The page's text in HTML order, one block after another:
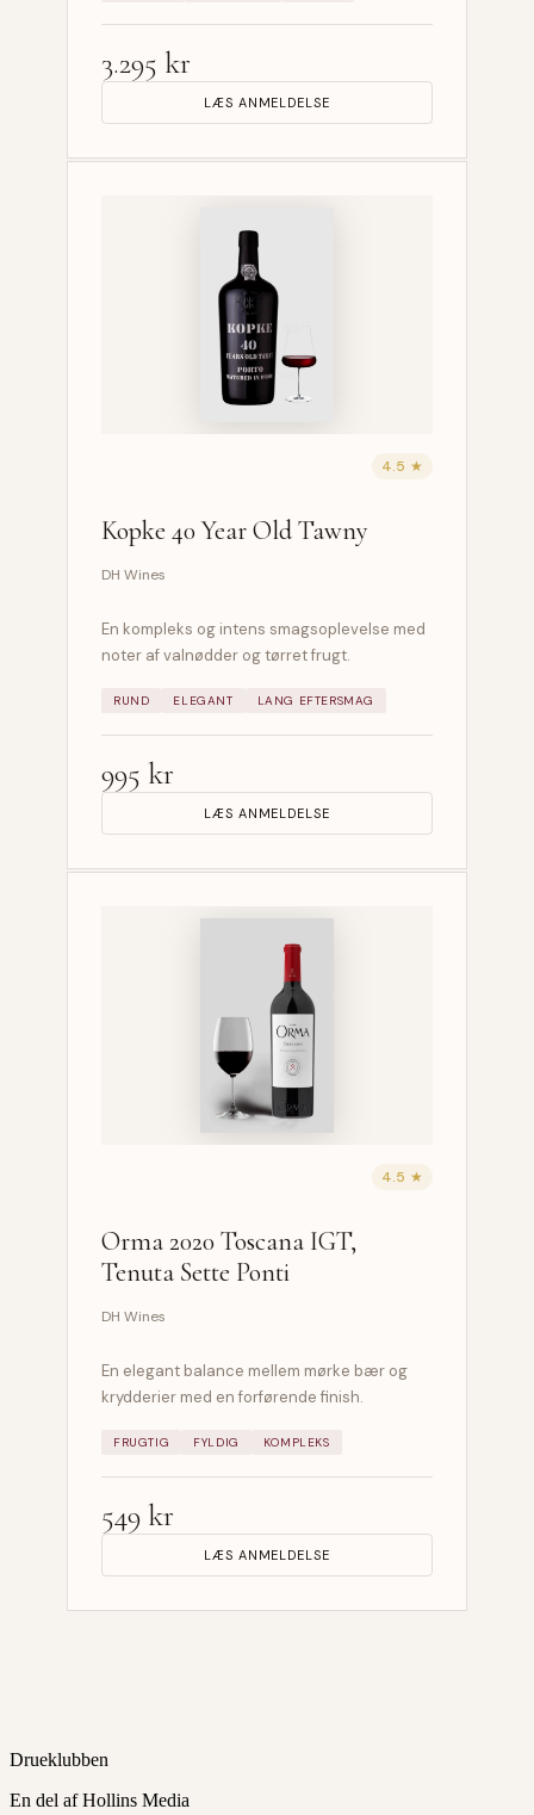
3.295 kr
LÆS ANMELDELSE
4.5 ★
Kopke 40 Year Old Tawny
DH Wines
En kompleks og intens smagsoplevelse med
noter af valnødder og tørret frugt.
RUND ELEGANT LANG EFTERSMAG
995 kr
LÆS ANMELDELSE
4.5 ★
Orma 2020 Toscana IGT,
Tenuta Sette Ponti
DH Wines
En elegant balance mellem mørke bær og
krydderier med en forførende finish.
FRUGTIG FYLDIG KOMPLEKS
549 kr
LÆS ANMELDELSE
Drueklubben
En del af Hollins Media